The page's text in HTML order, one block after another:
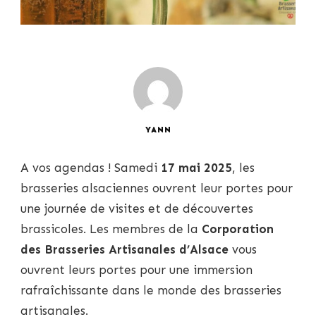
YANN
A vos agendas ! Samedi 17 mai 2025, les
brasseries alsaciennes ouvrent leur portes pour
une journée de visites et de découvertes
brassicoles. Les membres de la Corporation
des Brasseries Artisanales d’Alsace vous
ouvrent leurs portes pour une immersion
rafraîchissante dans le monde des brasseries
artisanales.